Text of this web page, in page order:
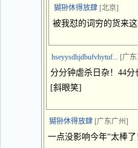
猢狲休得放肆 [北京]
被我怼的词穷的货来
hseyysdhjdbufvhytuf... [广
分分钟虐杀日杂！44
[斜眼笑]
猢狲休得放肆 [广东广州]
一点没影响今年“太棒